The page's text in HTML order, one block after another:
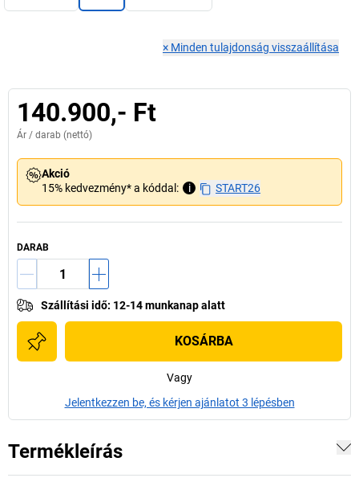
× Minden tulajdonság visszaállítása
140.900,- Ft
Ár / darab (nettó)
Akció
15% kedvezmény* a kóddal:
i START26
DARAB
Szállítási idő: 12-14 munkanap alatt
KOSÁRBA
Vagy
Jelentkezzen be, és kérjen ajánlatot 3 lépésben
Termékleírás